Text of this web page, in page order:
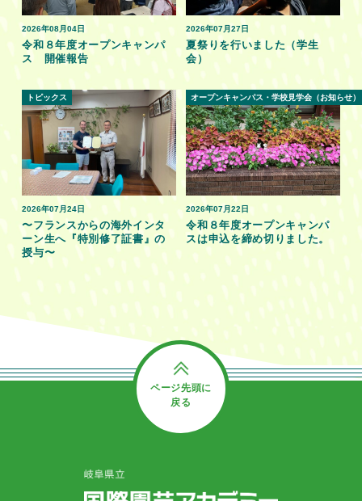
2026年08月04日
令和８年度オープンキャンパ
ス 開催報告
2026年07月27日
夏祭りを行いました（学生
会）
2026年07月24日
トピックス
〜フランスからの海外インタ
ーン生へ『特別修了証書』の
授与〜
2026年07月22日
オープンキャンパス・学校見学会（お知らせ）
令和８年度オープンキャンパ
スは申込を締め切りました。
ページ先頭に
戻る